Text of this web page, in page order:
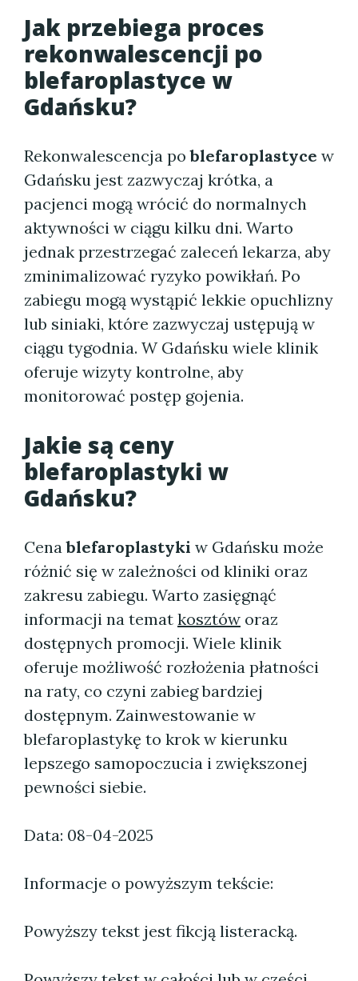
Jak przebiega proces
rekonwalescencji po
blefaroplastyce w
Gdańsku?
Rekonwalescencja poblefaroplastyce w
Gdańsku jest zazwyczaj krótka, a
pacjenci mogą wrócić do normalnych
aktywności w ciągu kilku dni. Warto
jednak przestrzegać zaleceń lekarza, aby
zminimalizować ryzyko powikłań. Po
zabiegu mogą wystąpić lekkie opuchlizny
lub siniaki, które zazwyczaj ustępują w
ciągu tygodnia. W Gdańsku wiele klinik
oferuje wizyty kontrolne, aby
monitorować postęp gojenia.
Jakie są ceny
blefaroplastyki w
Gdańsku?
Cenablefaroplastyki w Gdańsku może
różnić się w zależności od kliniki oraz
zakresu zabiegu. Warto zasięgnąć
informacji na temat kosztów oraz
dostępnych promocji. Wiele klinik
oferuje możliwość rozłożenia płatności
na raty, co czyni zabieg bardziej
dostępnym. Zainwestowanie w
blefaroplastykę to krok w kierunku
lepszego samopoczucia i zwiększonej
pewności siebie.
Data: 08-04-2025
Informacje o powyższym tekście:
Powyższy tekst jest fikcją listeracką.